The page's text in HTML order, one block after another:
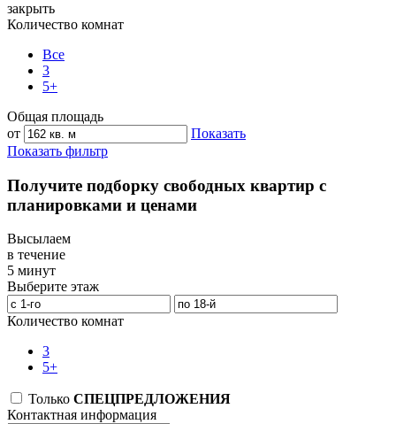
закрыть
Количество комнат
Все
3
5+
Общая площадь
от
Показать
Показать фильтр
Получите подборку свободных квартир с
планировками и ценами
Высылаем
в течение
5 минут
Выберите этаж
Количество комнат
3
5+
Только СПЕЦПРЕДЛОЖЕНИЯ
Контактная информация